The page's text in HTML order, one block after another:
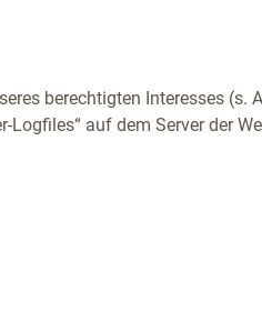
berechtigten Interesses (s.
auf dem Server der